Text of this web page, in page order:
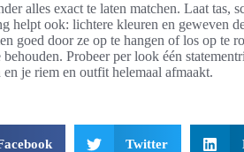
alles exact te laten matchen. Laat tas,
helpt ook: lichtere kleuren en geweven
goed door ze op te hangen of los op te
Probeer per look één
je riem en outfit helemaal afmaakt.
Twitter